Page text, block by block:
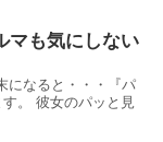
マも気にしない
になると・・・『パ
。 彼女のパッと見